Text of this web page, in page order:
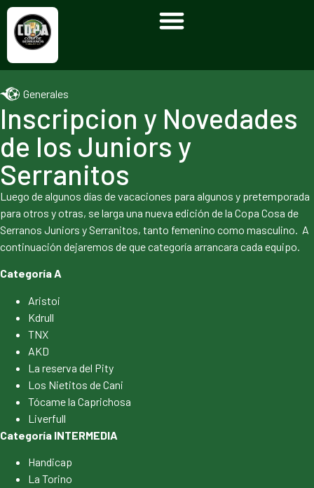
Generales
Inscripcion y Novedades
de los Juniors y
Serranitos
Luego de algunos días de vacaciones para algunos y pretemporada
para otros y otras, se larga una nueva edición de la Copa Cosa de
Serranos Juniors y Serranitos, tanto femenino como masculino. A
continuación dejaremos de que categoría arrancara cada equipo.
Categoría A
Aristoi
Kdrull
TNX
AKD
La reserva del Pity
Los Nietitos de Cani
Tócame la Caprichosa
Liverfull
Categoría INTERMEDIA
Handicap
La Torino